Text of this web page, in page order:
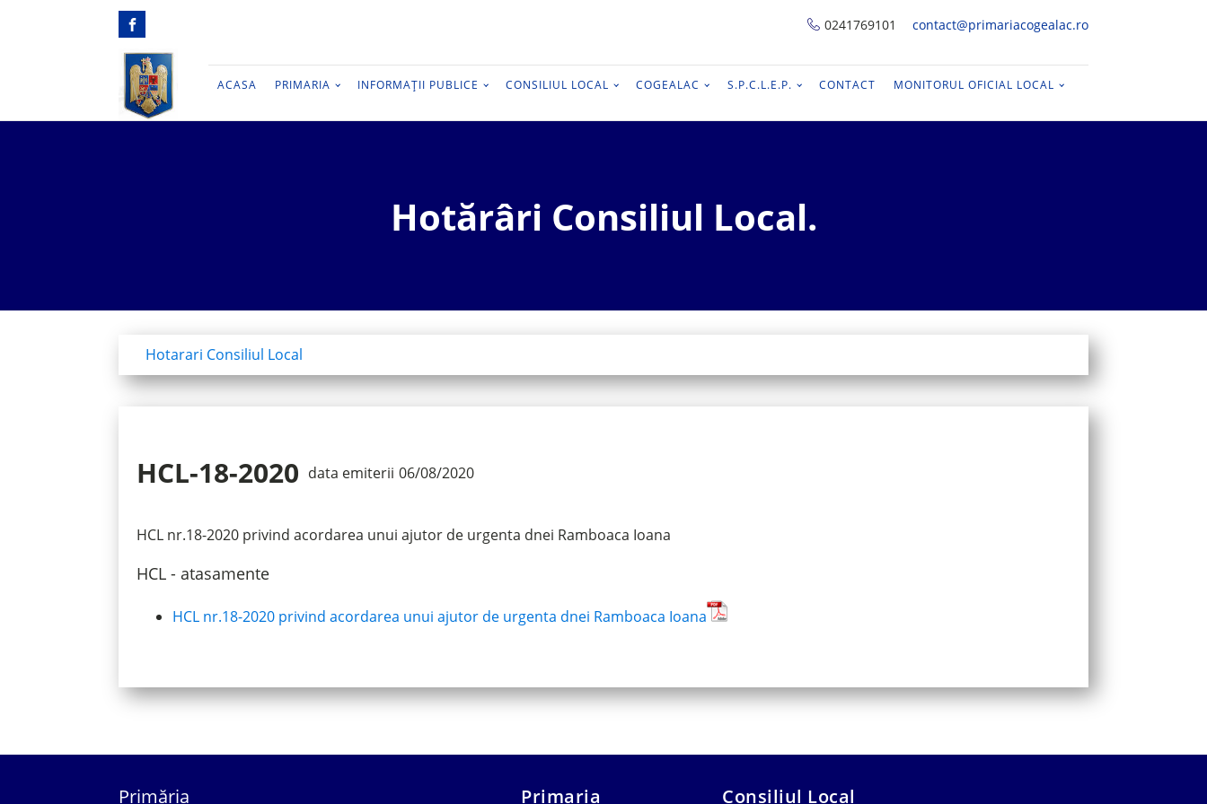
0241769101 contact@primariacogealac.ro
ACASA PRIMARIA INFORMAȚII PUBLICE CONSILIUL LOCAL COGEALAC S.P.C.L.E.P. CONTACT MONITORUL OFICIAL LOCAL
Hotărâri Consiliul Local.
Hotarari Consiliul Local
HCL-18-2020 data emiterii 06/08/2020
HCL nr.18-2020 privind acordarea unui ajutor de urgenta dnei Ramboaca Ioana
HCL - atasamente
HCL nr.18-2020 privind acordarea unui ajutor de urgenta dnei Ramboaca Ioana
Primăria Primaria Consiliul Local